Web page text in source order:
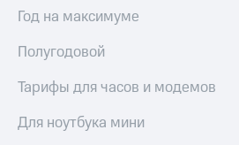
погашении
облигаций
Реквизиты
Контакты
Год на максимуме
Полугодовой
Тарифы для часов и модемов
Для ноутбука мини